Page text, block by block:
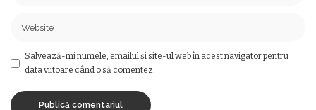
Salvează-mi numele, emailul și site-ul web în acest navigator pentru
data viitoare când o să comentez.